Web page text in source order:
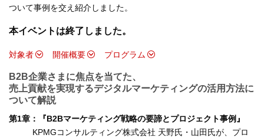
ついて事例を交え紹介しました。
本イベントは終了しました。
対象者 開催概要 プログラム
B2B企業さまに焦点を当てた、
売上貢献を実現するデジタルマーケティングの活用方法に
ついて解説
第1章：『B2Bマーケティング戦略の要諦とプロジェクト事例』
KPMGコンサルティング株式会社 天野氏・山田氏が、プロ